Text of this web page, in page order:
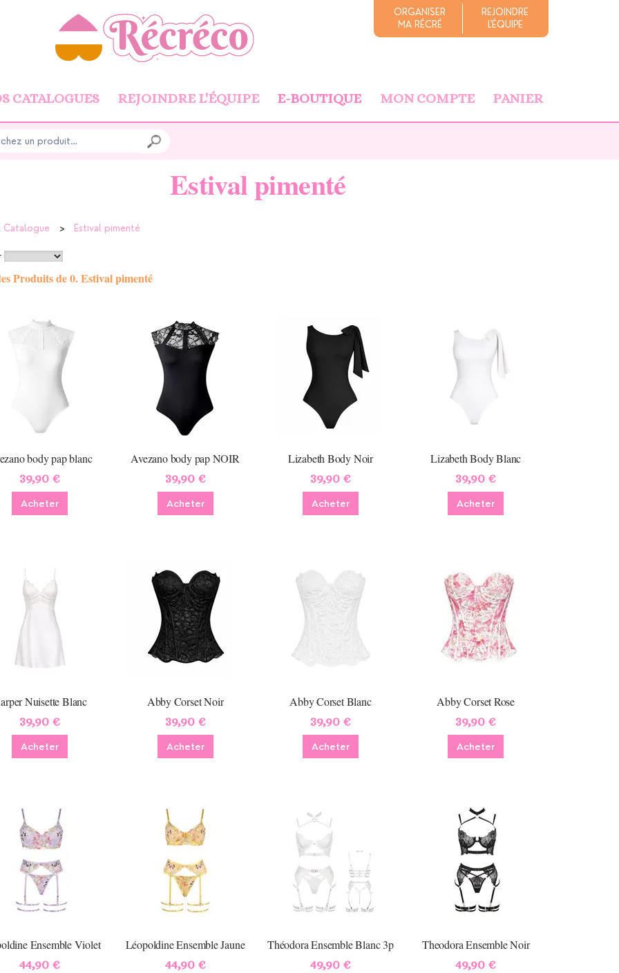
ORGANISER
MA RÉCRÉ
REJOINDRE
L'ÉQUIPE
CATALOGUES REJOINDRE L'ÉQUIPE E-BOUTIQUE MON COMPTE PANIER
Estival pimenté
Catalogue > Estival pimenté
Produits de 0. Estival pimenté
body pap blanc
39,90 €
Acheter
Avezano body pap NOIR
39,90 €
Acheter
Lizabeth Body Noir
39,90 €
Acheter
Lizabeth Body Blanc
39,90 €
Acheter
Nuisette Blanc
39,90 €
Acheter
Abby Corset Noir
39,90 €
Acheter
Abby Corset Blanc
39,90 €
Acheter
Abby Corset Rose
39,90 €
Acheter
Ensemble Violet
44,90 €
Léopoldine Ensemble Jaune
44,90 €
Théodora Ensemble Blanc 3p
49,90 €
Theodora Ensemble Noir
49,90 €